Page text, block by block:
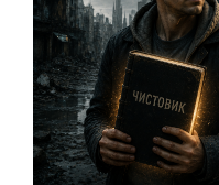
Жесткие
и
честные
уроки
управления,
которые
лучше